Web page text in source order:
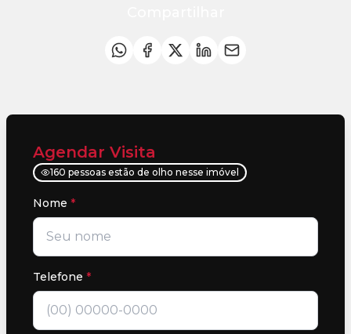
Agendar Visita
160 pessoas estão de olho nesse imóvel
Nome *
Telefone *